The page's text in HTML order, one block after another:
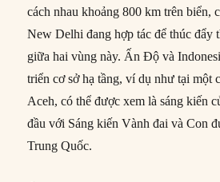
cách nhau khoảng 800 km trên biển,
New Delhi đang hợp tác để thúc đẩy
giữa hai vùng này. Ấn Độ và
triển cơ sở hạ tầng, ví dụ như tại một
Aceh, có thể được xem là sáng kiến
đầu với Sáng kiến Vành đai và Con
Trung Quốc.